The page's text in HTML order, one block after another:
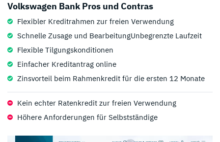
Volkswagen Bank Pros und Contras
Flexibler Kreditrahmen zur freien Verwendung
Schnelle Zusage und BearbeitungUnbegrenzte Laufzeit
Flexible Tilgungskonditionen
Einfacher Kreditantrag online
Zinsvorteil beim Rahmenkredit für die ersten 12 Monate
Kein echter Ratenkredit zur freien Verwendung
Höhere Anforderungen für Selbstständige